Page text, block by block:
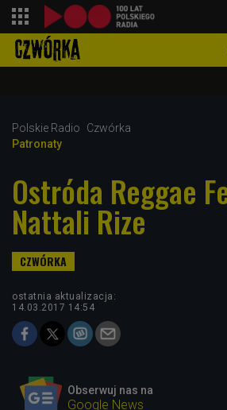
Polskie Radio
Czwórka
Patronaty
Ostróda Reggae
Nattali Rize
ostatnia aktualizacja:
14.03.2017 14:54
Obserwuj nas na
Google News